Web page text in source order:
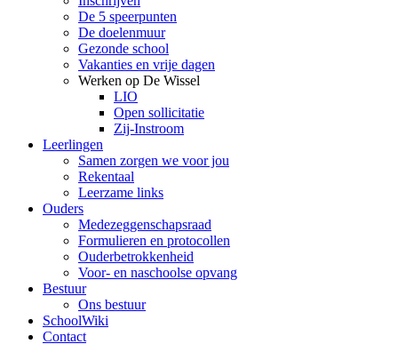
De 5 speerpunten
De doelenmuur
Gezonde school
Vakanties en vrije dagen
Werken op De Wissel
LIO
Open sollicitatie
Zij-Instroom
Leerlingen
Samen zorgen we voor jou
Rekentaal
Leerzame links
Ouders
Medezeggenschapsraad
Formulieren en protocollen
Ouderbetrokkenheid
Voor- en naschoolse opvang
Bestuur
Ons bestuur
SchoolWiki
Contact